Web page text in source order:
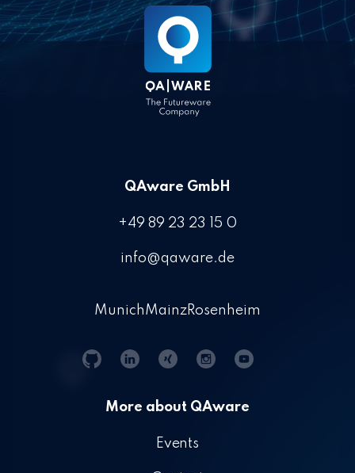
QAware GmbH
+49 89 23 23 15 0
info@qaware.de
MunichMainzRosenheim
Git
Hub
Linkedin
Xing InstagramYouTube
More about QAware
Events